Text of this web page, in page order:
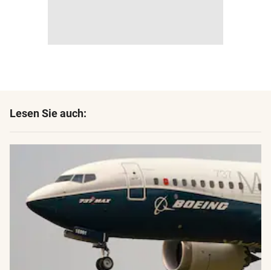
Lesen Sie auch: